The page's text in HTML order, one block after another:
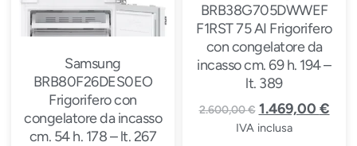
Samsung
BRB80F26DES0EO
Frigorifero con
congelatore da incasso
cm. 54 h. 178 – lt. 267
BRB38G705DWWEF
F1RST 75 AI Frigorifero
con congelatore da
incasso cm. 69 h. 194 –
lt. 389
2.600,00€ 1.469,00 €
IVA inclusa